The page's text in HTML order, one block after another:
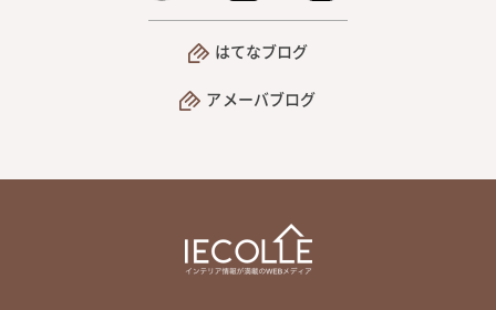
はてなブログ
アメーバブログ